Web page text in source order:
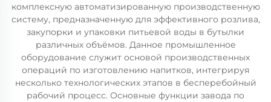
комплексную автоматизированную производственную
систему, предназначенную для эффективного розлива,
закупорки и упаковки питьевой воды в бутылки
различных объёмов. Данное промышленное
оборудование служит основой производственных
операций по изготовлению напитков, интегрируя
несколько технологических этапов в бесперебойный
рабочий процесс. Основные функции завода по